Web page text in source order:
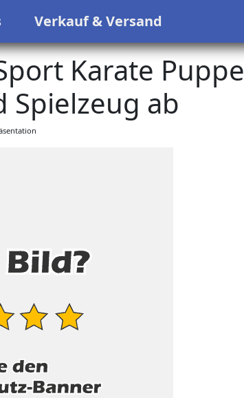
Verkauf & Versand
Karate Puppe
Spielzeug ab